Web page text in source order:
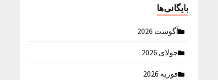
بایگانی‌ها
آگوست 2026
جولای 2026
فوریه 2026